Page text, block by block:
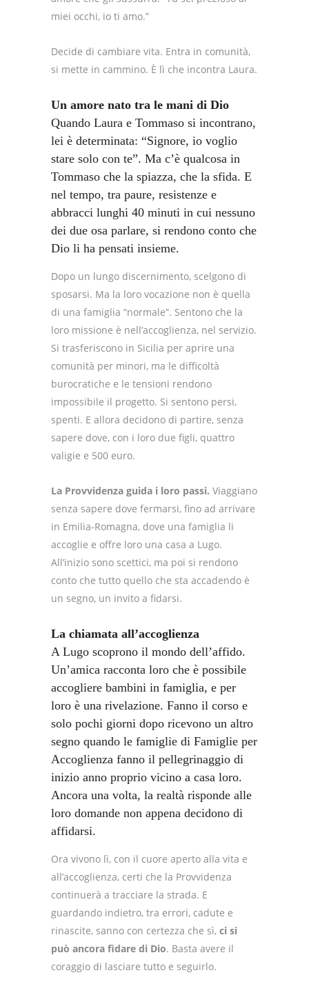
miei occhi, io ti amo.”
Decide di cambiare vita. Entra in comunità,
si mette in cammino. È lì che incontra Laura.
Un amore nato tra le mani di Dio
Quando Laura e Tommaso si incontrano,
lei è determinata: “Signore, io voglio
stare solo con te”. Ma c’è qualcosa in
Tommaso che la spiazza, che la sfida. E
nel tempo, tra paure, resistenze e
abbracci lunghi 40 minuti in cui nessuno
dei due osa parlare, si rendono conto che
Dio li ha pensati insieme.
Dopo un lungo discernimento, scelgono di
sposarsi. Ma la loro vocazione non è quella
di una famiglia “normale”. Sentono che la
loro missione è nell’accoglienza, nel servizio.
Si trasferiscono in Sicilia per aprire una
comunità per minori, ma le difficoltà
burocratiche e le tensioni rendono
impossibile il progetto. Si sentono persi,
spenti. E allora decidono di partire, senza
sapere dove, con i loro due figli, quattro
valigie e 500 euro.
La Provvidenza guida i loro passi. Viaggiano
senza sapere dove fermarsi, fino ad arrivare
in Emilia-Romagna, dove una famiglia li
accoglie e offre loro una casa a Lugo.
All’inizio sono scettici, ma poi si rendono
conto che tutto quello che sta accadendo è
un segno, un invito a fidarsi.
La chiamata all’accoglienza
A Lugo scoprono il mondo dell’affido.
Un’amica racconta loro che è possibile
accogliere bambini in famiglia, e per
loro è una rivelazione. Fanno il corso e
solo pochi giorni dopo ricevono un altro
segno quando le famiglie di Famiglie per
Accoglienza fanno il pellegrinaggio di
inizio anno proprio vicino a casa loro.
Ancora una volta, la realtà risponde alle
loro domande non appena decidono di
affidarsi.
Ora vivono lì, con il cuore aperto alla vita e
all’accoglienza, certi che la Provvidenza
continuerà a tracciare la strada. E
guardando indietro, tra errori, cadute e
rinascite, sanno con certezza che sì, ci si
può ancora fidare di Dio. Basta avere il
coraggio di lasciare tutto e seguirlo.